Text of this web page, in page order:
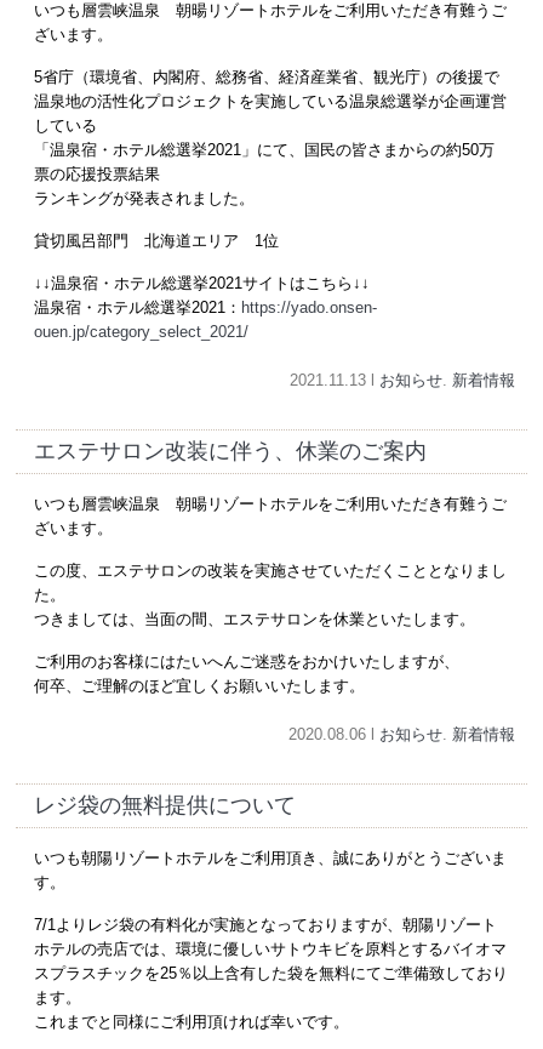
いつも層雲峡温泉 朝暘リゾートホテルをご利用いただき有難うご
ざいます。
5省庁（環境省、内閣府、総務省、経済産業省、観光庁）の後援で
温泉地の活性化プロジェクトを実施している温泉総選挙が企画運営
している
「温泉宿・ホテル総選挙2021」にて、国民の皆さまからの約50万
票の応援投票結果
ランキングが発表されました。
貸切風呂部門 北海道エリア 1位
↓↓温泉宿・ホテル総選挙2021サイトはこちら↓↓
温泉宿・ホテル総選挙2021： https://yado.onsen-
ouen.jp/category_select_2021/
2021.11.13 l お知らせ. 新着情報
エステサロン改装に伴う、休業のご案内
いつも層雲峡温泉 朝暘リゾートホテルをご利用いただき有難うご
ざいます。
この度、エステサロンの改装を実施させていただくこととなりまし
た。
つきましては、当面の間、エステサロンを休業といたします。
ご利用のお客様にはたいへんご迷惑をおかけいたしますが、
何卒、ご理解のほど宜しくお願いいたします。
2020.08.06 l お知らせ. 新着情報
レジ袋の無料提供について
いつも朝陽リゾートホテルをご利用頂き、誠にありがとうございま
す。
7/1よりレジ袋の有料化が実施となっておりますが、朝陽リゾート
ホテルの売店では、環境に優しいサトウキビを原料とするバイオマ
スプラスチックを25％以上含有した袋を無料にてご準備致しており
ます。
これまでと同様にご利用頂ければ幸いです。